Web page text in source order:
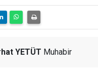
YETÜT Muhabir